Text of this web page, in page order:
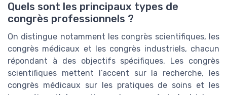
Quels sont les principaux types de
congrès professionnels ?
On distingue notamment les congrès scientifiques, les
congrès médicaux et les congrès industriels, chacun
répondant à des objectifs spécifiques. Les congrès
scientifiques mettent l’accent sur la recherche, les
congrès médicaux sur les pratiques de soins et les